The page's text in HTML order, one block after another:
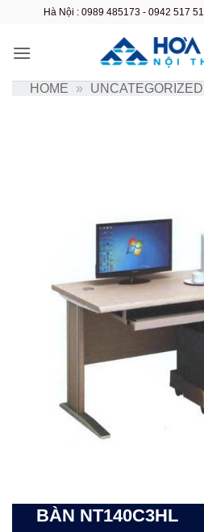
nội
Hà Nội : 0989 485173 - 0942 517
HOME » UNCATEGORIZED
BÀN NT140C3HL